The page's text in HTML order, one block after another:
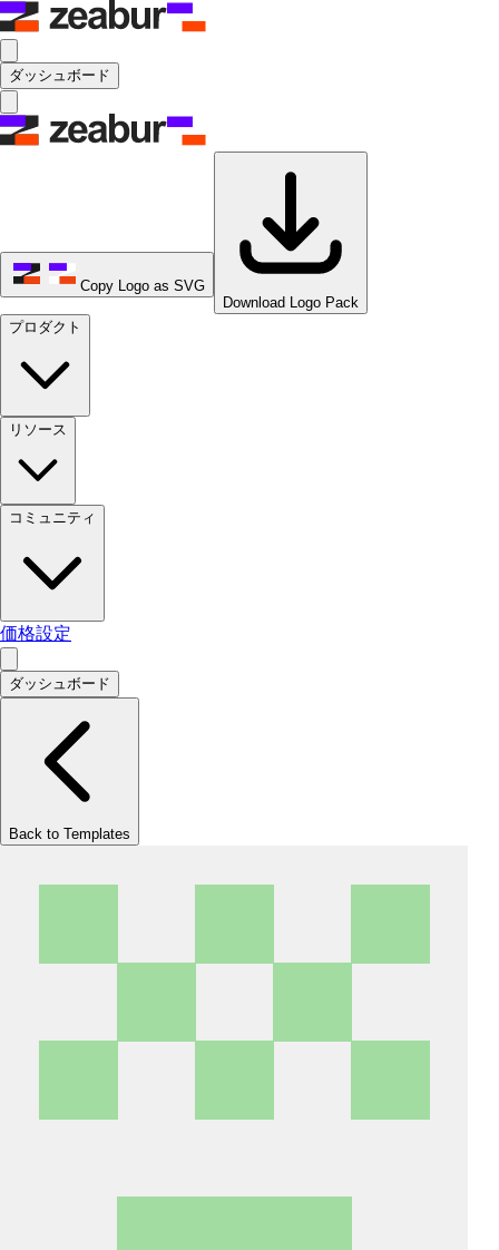
ダッシュボード
Copy Logo as SVG
Download Logo Pack
プロダクト
リソース
コミュニティ
価格設定
ダッシュボード
Back to Templates